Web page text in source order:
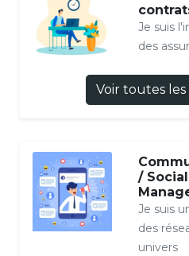
Je suis
des
Voir toutes
/
Je suis
des
univers